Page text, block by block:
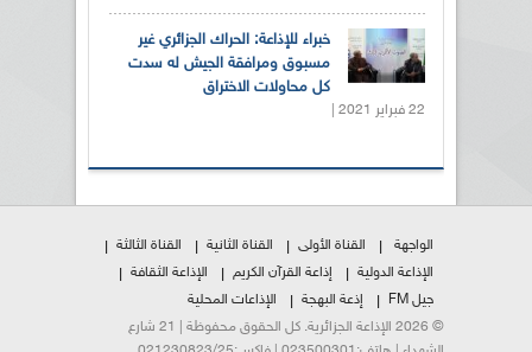
خبراء للإذاعة: الحراك الجزائري غير
مسبوق ومرافقة الجيش له سدت
كل محاولات الاختراق
22 فبراير 2021 |
الواجهة القناة الأولى القناة الثانية
القناة الثالثة
الإذاعة الدولية
إذاعة القرآن الكريم
الإذاعة الثقافة
جيل FM
إذعة البهجة
الإذاعات المحلية
© 2026 الإذاعة الجزائرية. كل الحقوق محفوظة | 21 شارع